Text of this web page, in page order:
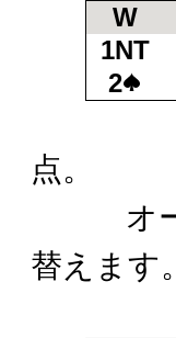
W
1NT
2
点。
オー
替えます。